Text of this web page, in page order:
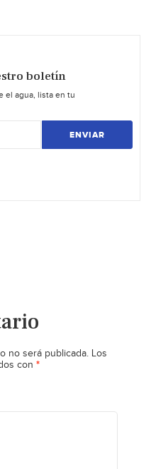
boletín
el agua, lista en tu
ENVIAR
no será publicada. Los
con *